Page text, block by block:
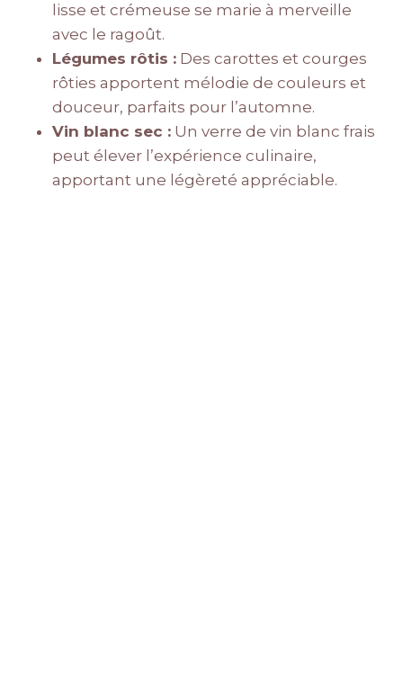
lisse et crémeuse se marie à merveille
avec le ragoût.
Légumes rôtis : Des carottes et courges
rôties apportent mélodie de couleurs et
douceur, parfaits pour l’automne.
Vin blanc sec : Un verre de vin blanc frais
peut élever l’expérience culinaire,
apportant une légèreté appréciable.